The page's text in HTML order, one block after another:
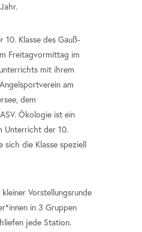
10. Klasse des Gauß-
Freitagvormittag im
mit ihrem
am
dem
Ökologie ist ein
Unterricht der 10.
sich die Klasse speziell
Vorstellungsrunde
in 3 Gruppen
jede Station.